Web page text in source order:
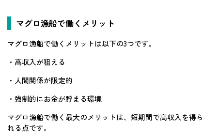
マグロ漁船で働くメリット
マグロ漁船で働くメリットは以下の3つです。
・高収入が狙える
・人間関係が限定的
・強制的にお金が貯まる環境
マグロ漁船で働く最大のメリットは、短期間で高収入を得ら
れる点です。